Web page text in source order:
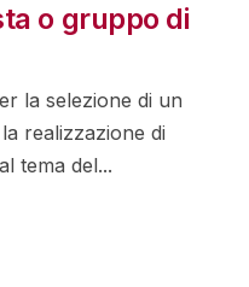
o gruppo di
la selezione di un
realizzazione di
tema del...